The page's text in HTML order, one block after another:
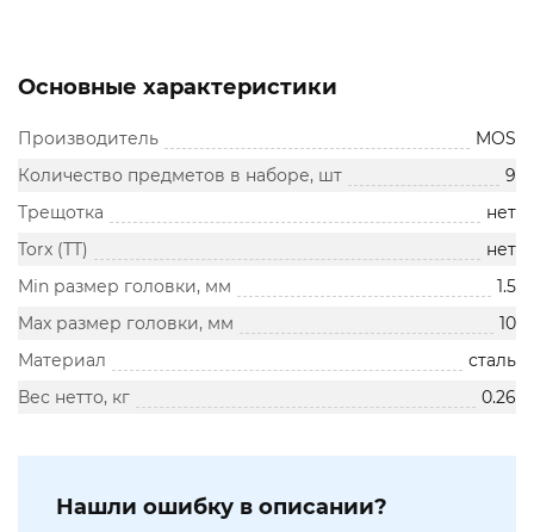
Основные характеристики
Производитель
MOS
Количество предметов в наборе, шт
9
Трещотка
нет
Torx (TT)
нет
Min размер головки, мм
1.5
Max размер головки, мм
10
Материал
сталь
Вес нетто, кг
0.26
Нашли ошибку в описании?